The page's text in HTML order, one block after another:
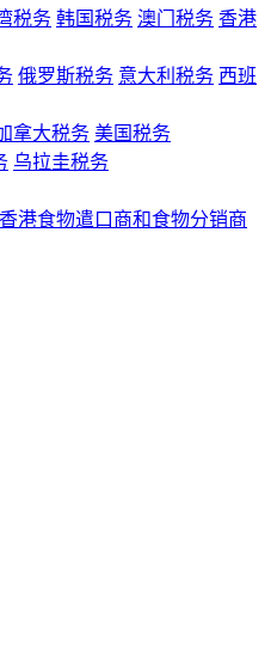
税务 韩国税务 澳门税务 香港
俄罗斯税务 意大利税务 西班
拿大税务 美国税务
乌拉圭税务
香港食物遣口商和食物分销商